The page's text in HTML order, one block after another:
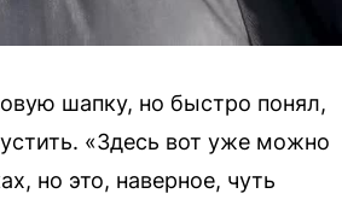
шапку, но быстро понял,
«Здесь вот уже можно
но это, наверное, чуть